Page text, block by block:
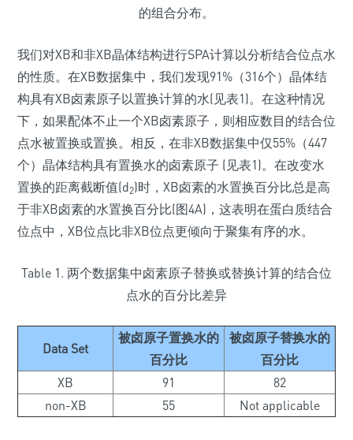
的组合分布。
我们对XB和非XB晶体结构进行SPA计算以分析结合位点水
的性质。在XB数据集中，我们发现91%（316个）晶体结
构具有XB卤素原子以置换计算的水(见表1)。在这种情况
下，如果配体不止一个XB卤素原子，则相应数目的结合位
点水被置换或置换。相反，在非XB数据集中仅55%（447
个）晶体结构具有置换水的卤素原子 (见表1)。在改变水
置换的距离截断值(d2)时，XB卤素的水置换百分比总是高
于非XB卤素的水置换百分比(图4A)，这表明在蛋白质结合
位点中，XB位点比非XB位点更倾向于聚集有序的水。
Table 1. 两个数据集中卤素原子替换或替换计算的结合位
点水的百分比差异
Data Set
被卤原子置换水的
百分比
被卤原子替换水的
百分比
XB
91
82
non-XB
55 Not applicable